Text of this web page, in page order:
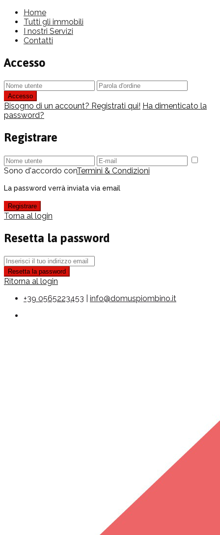
Home
Tutti gli immobili
I nostri Servizi
Contatti
Accesso
Accesso
Bisogno di un account? Registrati qui! Ha dimenticato la
password?
Registrare
Sono d'accordo conTermini & Condizioni
La password verrà inviata via email
Registrare
Torna al login
Resetta la password
Resetta la password
Ritorna al login
+39 0565223453
info@domuspiombino.it